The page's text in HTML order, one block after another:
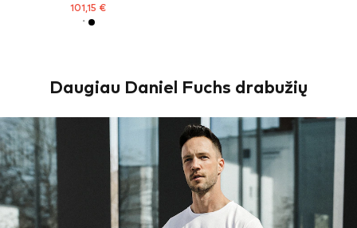
101,15 €
Daugiau Daniel Fuchs drabužių